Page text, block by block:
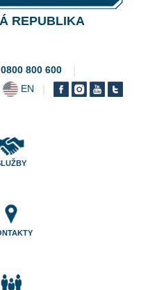
REPUBLIKA
0800 800 600
EN